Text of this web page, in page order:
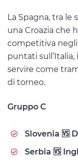
La Spagna, tra le
una Croazia che
competitiva negli
puntati sull’Italia,
servire come
di torneo.
Gruppo C
Slovenia 🆚
Serbia 🆚